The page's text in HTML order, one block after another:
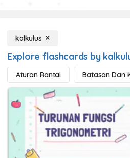
kalkulus
Explore flashcards by
Aturan Rantai Batasan Dan